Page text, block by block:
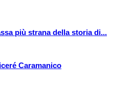
più strana della storia di...
Caramanico